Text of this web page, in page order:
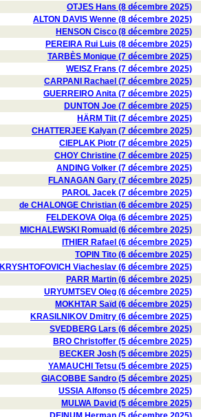
OTJES Hans (8 décembre 2025)
ALTON DAVIS Wenne (8 décembre 2025)
HENSON Cisco (8 décembre 2025)
PEREIRA Rui Luis (8 décembre 2025)
TARBÈS Monique (7 décembre 2025)
WEISZ Frans (7 décembre 2025)
CARPANI Rachael (7 décembre 2025)
GUERREIRO Anita (7 décembre 2025)
DUNTON Joe (7 décembre 2025)
HÄRM Tiit (7 décembre 2025)
CHATTERJEE Kalyan (7 décembre 2025)
CIEPLAK Piotr (7 décembre 2025)
CHOY Christine (7 décembre 2025)
ANDING Volker (7 décembre 2025)
FLANAGAN Gary (7 décembre 2025)
PAROL Jacek (7 décembre 2025)
de CHALONGE Christian (6 décembre 2025)
FELDEKOVA Olga (6 décembre 2025)
MICHALEWSKI Romuald (6 décembre 2025)
ITHIER Rafael (6 décembre 2025)
TOPIN Tito (6 décembre 2025)
KRYSHTOFOVICH Viacheslav (6 décembre 2025)
PARR Martin (6 décembre 2025)
URYUMTSEV Oleg (6 décembre 2025)
MOKHTAR Saïd (6 décembre 2025)
KRASILNIKOV Dmitry (6 décembre 2025)
SVEDBERG Lars (6 décembre 2025)
BRO Christoffer (5 décembre 2025)
BECKER Josh (5 décembre 2025)
YAMAUCHI Tetsu (5 décembre 2025)
GIACOBBE Sandro (5 décembre 2025)
USSIA Alfonso (5 décembre 2025)
MULWA David (5 décembre 2025)